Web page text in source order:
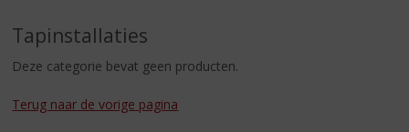
r
i
g
n
Tapinstallaties
Deze categorie bevat geen producten.
Terug naar de vorige pagina